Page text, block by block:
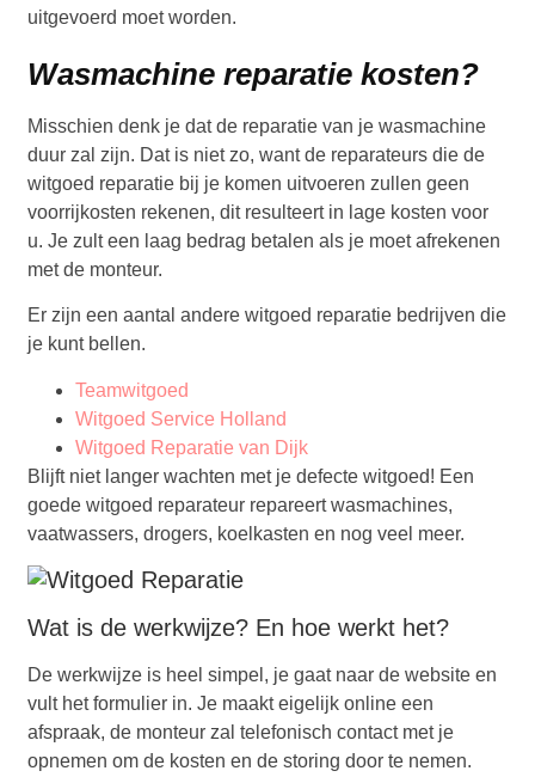
uitgevoerd moet worden.
Wasmachine reparatie kosten?
Misschien denk je dat de reparatie van je wasmachine
duur zal zijn. Dat is niet zo, want de reparateurs die de
witgoed reparatie bij je komen uitvoeren zullen geen
voorrijkosten rekenen, dit resulteert in lage kosten voor
u. Je zult een laag bedrag betalen als je moet afrekenen
met de monteur.
Er zijn een aantal andere witgoed reparatie bedrijven die
je kunt bellen.
Teamwitgoed
Witgoed Service Holland
Witgoed Reparatie van Dijk
Blijft niet langer wachten met je defecte witgoed! Een
goede witgoed reparateur repareert wasmachines,
vaatwassers, drogers, koelkasten en nog veel meer.
Wat is de werkwijze? En hoe werkt het?
De werkwijze is heel simpel, je gaat naar de website en
vult het formulier in. Je maakt eigelijk online een
afspraak, de monteur zal telefonisch contact met je
opnemen om de kosten en de storing door te nemen.